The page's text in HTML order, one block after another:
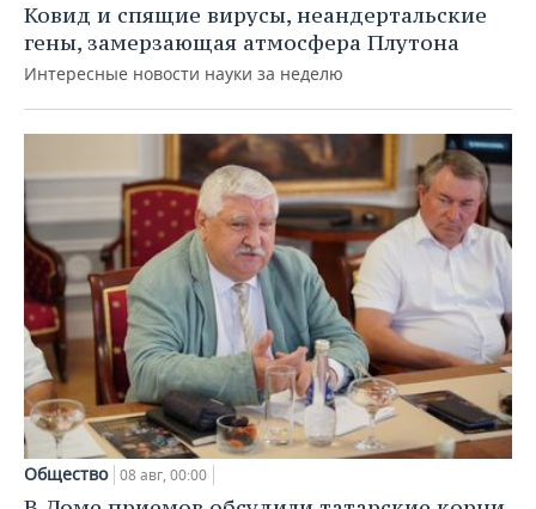
Ковид и спящие вирусы, неандертальские
гены, замерзающая атмосфера Плутона
Интересные новости науки за неделю
Общество 08 авг, 00:00